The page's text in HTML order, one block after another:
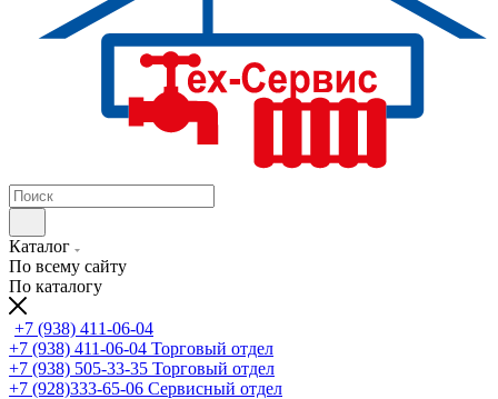
Каталог
По всему сайту
По каталогу
+7 (938) 411-06-04
+7 (938) 411-06-04 Торговый отдел
+7 (938) 505-33-35 Торговый отдел
+7 (928)333-65-06 Сервисный отдел